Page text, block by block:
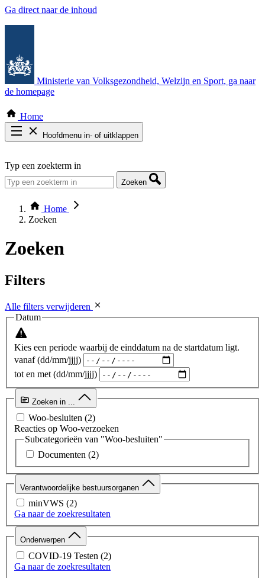
Ga direct naar de inhoud
Ministerie van Volksgezondheid, Welzijn en Sport, ga naar
de homepage
Home
Hoofdmenu in- of uitklappen
Thema COVID-19
Bekijk per bestuursorgaan
Typ een zoekterm in
Zoeken
Home
Zoeken
Zoeken
Filters
Alle filters verwijderen
Datum
Kies een periode waarbij de einddatum na de startdatum ligt.
vanaf (dd/mm/jjjj)
tot en met (dd/mm/jjjj)
Zoeken in ...
Woo-besluiten (2)
Reacties op Woo-verzoeken
Subcategorieën van "Woo-besluiten"
Documenten (2)
Verantwoordelijke bestuursorganen
minVWS (2)
Ga naar de zoekresultaten
Onderwerpen
COVID-19 Testen (2)
Ga naar de zoekresultaten